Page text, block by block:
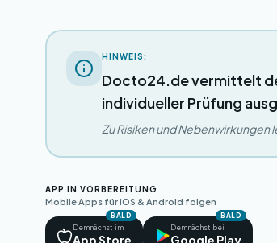
HINWEIS:
Docto24.de vermittelt
individueller Prüfung
Zu Risiken und Nebenwirkungen
APP IN VORBEREITUNG
Mobile Apps für iOS & Android folgen
BALD
Demnächst im
App Store
BALD
Demnächst bei
Google Play